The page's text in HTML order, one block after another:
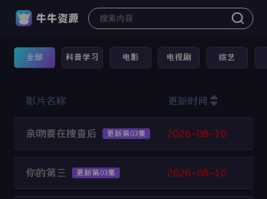
全部 科普学习 电影 电视剧 综艺
影片名称 更新时间
亲吻要在搜查后 更新第03集 2026-08-10
你的第三 更新第03集 2026-08-10